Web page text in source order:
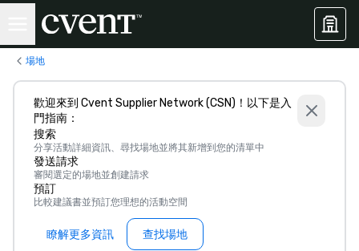
場地
歡迎來到 Cvent Supplier Network (CSN)！以下是入
門指南：
搜索
分享活動詳細資訊、尋找場地並將其新增到您的清單中
發送請求
審閱選定的場地並創建請求
預訂
比較建議書並預訂您理想的活動空間
瞭解更多資訊 查找場地